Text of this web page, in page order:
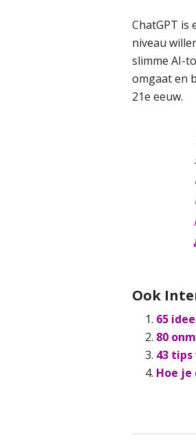
ChatGPT
niveau
slimme AI-
omgaat en
21e eeuw.
Ook
65
80
43 tips
Hoe